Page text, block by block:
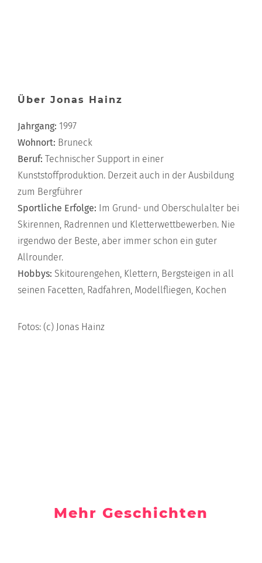
Über Jonas Hainz
Jahrgang: 1997
Wohnort: Bruneck
Beruf: Technischer Support in einer
Kunststoffproduktion. Derzeit auch in der Ausbildung
zum Bergführer
Sportliche Erfolge: Im Grund- und Oberschulalter bei
Skirennen, Radrennen und Kletterwettbewerben. Nie
irgendwo der Beste, aber immer schon ein guter
Allrounder.
Hobbys: Skitourengehen, Klettern, Bergsteigen in all
seinen Facetten, Radfahren, Modellfliegen, Kochen
Fotos: (c) Jonas Hainz
Mehr Geschichten